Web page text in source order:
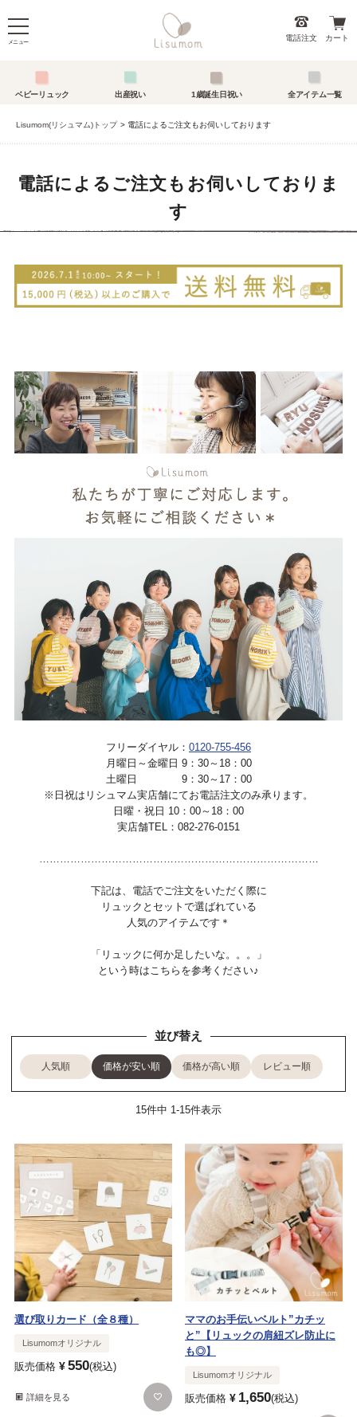
メニュー 電話注文 カート
ベビーリュック 出産祝い 1歳誕生日祝い 全アイテム一覧
Lisumom(リシュマム)トップ 電話によるご注文もお伺いしております
電話によるご注文もお伺いしておりま
す
フリーダイヤル： 0120-755-456
月曜日～金曜日 9：30～18：00
土曜日 9：30～17：00
※日祝はリシュマム実店舗にてお電話注文のみ承ります。
日曜・祝日 10：00～18：00
実店舗TEL：082-276-0151
下記は、電話でご注文をいただく際に
リュックとセットで選ばれている
人気のアイテムです＊
「リュックに何か足したいな。。。」
という時はこちらを参考ください♪
並び替え
人気順 価格が安い順 価格が高い順 レビュー順
15件中 1 -15件表示
選び取りカード（全８種）
Lisumomオリジナル
販売価格 ¥550 税込
詳細を見る
ママのお手伝いベルト”カチッ
と”【リュックの肩紐ズレ防止に
も◎】
Lisumomオリジナル
販売価格 ¥ 1,650 税込